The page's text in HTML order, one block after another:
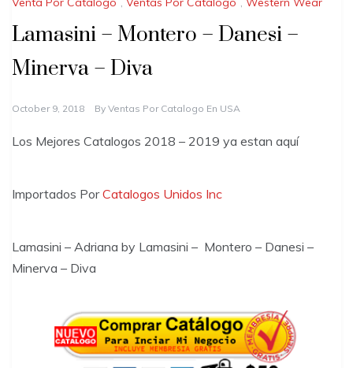
Lamasini – Montero – Danesi –
Minerva – Diva
October 9, 2018 By Ventas Por Catalogo En USA
Los Mejores Catalogos 2018 – 2019 ya estan aquí
Importados PorCatalogos Unidos Inc
Lamasini – Adriana by Lamasini – Montero – Danesi –
Minerva – Diva